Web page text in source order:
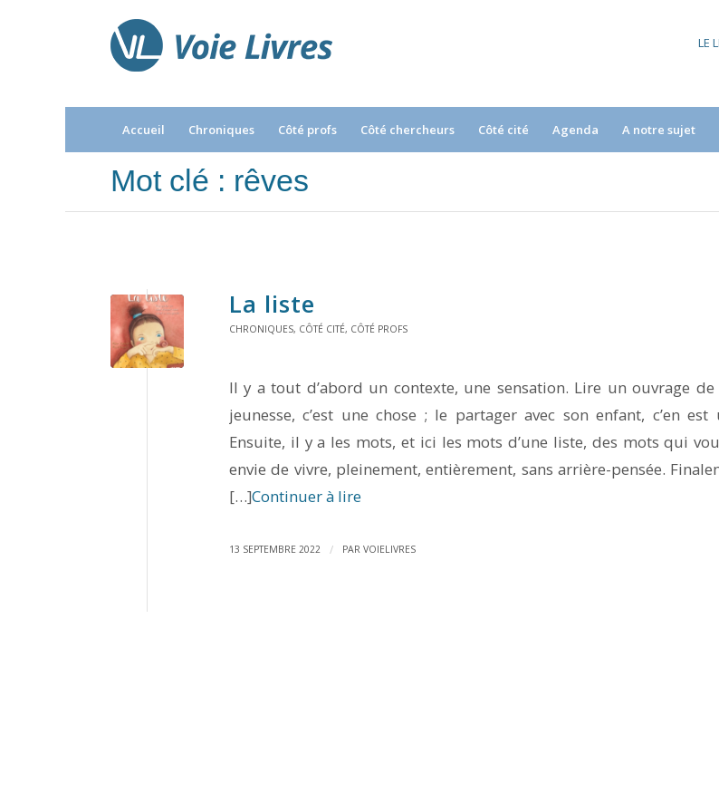
LE
Accueil Chroniques Côté profs Côté chercheurs Côté cité Agenda A notre sujet
Mot clé : rêves
La liste
CHRONIQUES, CÔTÉ CITÉ, CÔTÉ PROFS
Il y a tout d’abord un contexte, une sensation. Lire un ouvrage
jeunesse, c’est une chose ; le partager avec son enfant, c’en est
Ensuite, il y a les mots, et ici les mots d’une liste, des mots qui
envie de vivre, pleinement, entièrement, sans arrière-pensée.
[…]Continuer à lire
13 SEPTEMBRE 2022 / PAR VOIELIVRES